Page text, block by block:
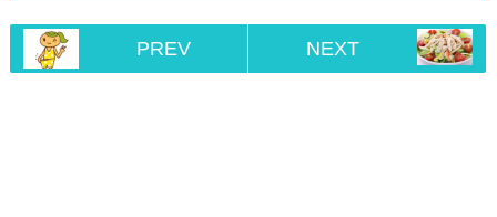
PREV NEXT